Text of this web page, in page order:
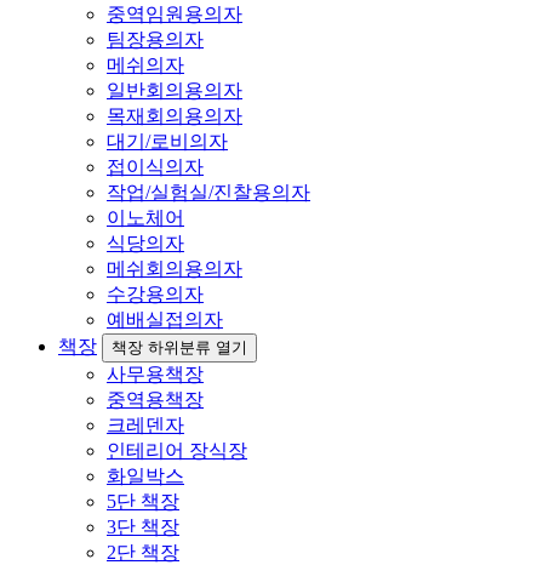
중역임원용의자
팀장용의자
메쉬의자
일반회의용의자
목재회의용의자
대기/로비의자
접이식의자
작업/실험실/진찰용의자
이노체어
식당의자
메쉬회의용의자
수강용의자
예배실접의자
책장
책장 하위분류 열기
사무용책장
중역용책장
크레덴자
인테리어 장식장
화일박스
5단 책장
3단 책장
2단 책장